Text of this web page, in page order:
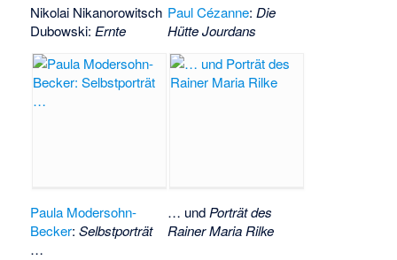
Nikolai Nikanorowitsch
Dubowski: Ernte
Paul Cézanne:Die
Hütte Jourdans
Paula Modersohn-
Becker:Selbstporträt
…
… undPorträt des
Rainer Maria Rilke